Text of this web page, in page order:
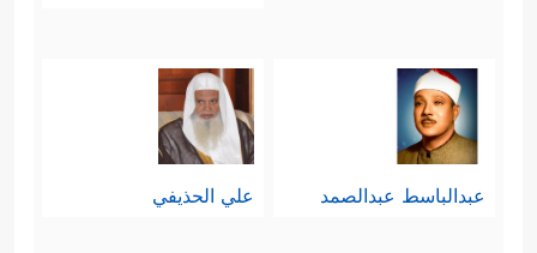
عبدالباسط عبدالصمد علي الحذيفي